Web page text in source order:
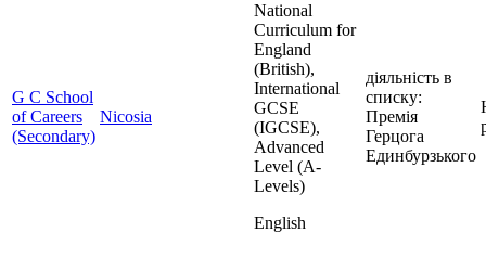
G C School
of Careers
(Secondary)
Nicosia
National
Curriculum for
England
(British),
International
GCSE
(IGCSE),
Advanced
Level (A-
Levels)
English
діяльність в
списку:
Премія
Герцога
Единбурзького